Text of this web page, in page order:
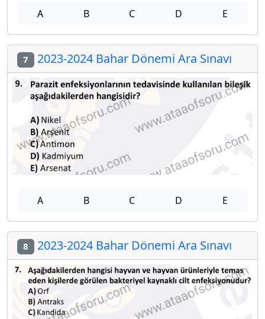
A B C D E
7 2023-2024 Bahar Dönemi Ara Sınavı
A B C D E
8 2023-2024 Bahar Dönemi Ara Sınavı